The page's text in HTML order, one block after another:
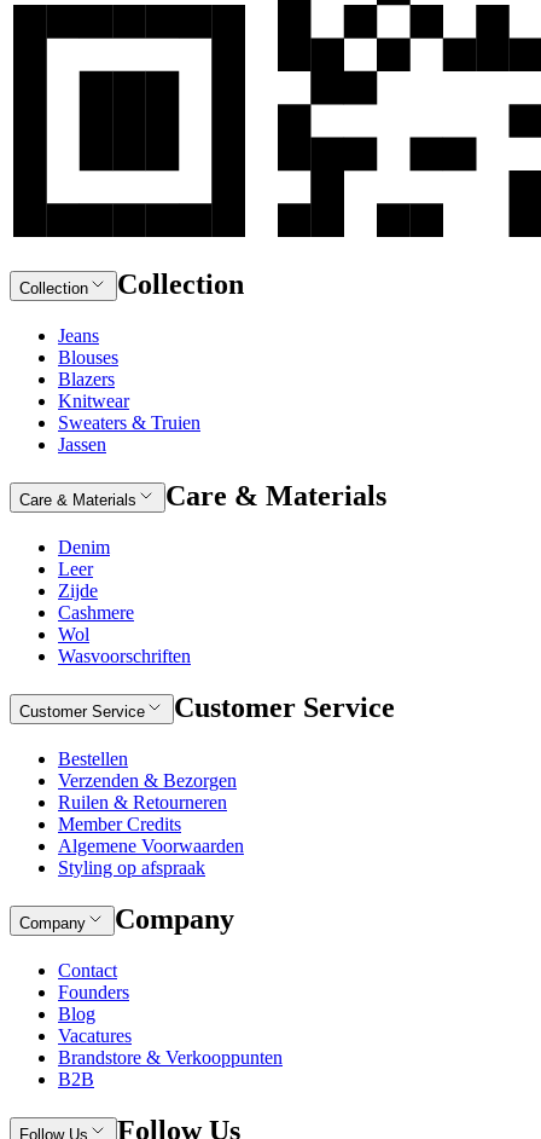
Collection Collection
Jeans
Blouses
Blazers
Knitwear
Sweaters & Truien
Jassen
Care & Materials Care & Materials
Denim
Leer
Zijde
Cashmere
Wol
Wasvoorschriften
Customer Service Customer Service
Bestellen
Verzenden & Bezorgen
Ruilen & Retourneren
Member Credits
Algemene Voorwaarden
Styling op afspraak
Company Company
Contact
Founders
Blog
Vacatures
Brandstore & Verkooppunten
B2B
Follow Us Follow Us